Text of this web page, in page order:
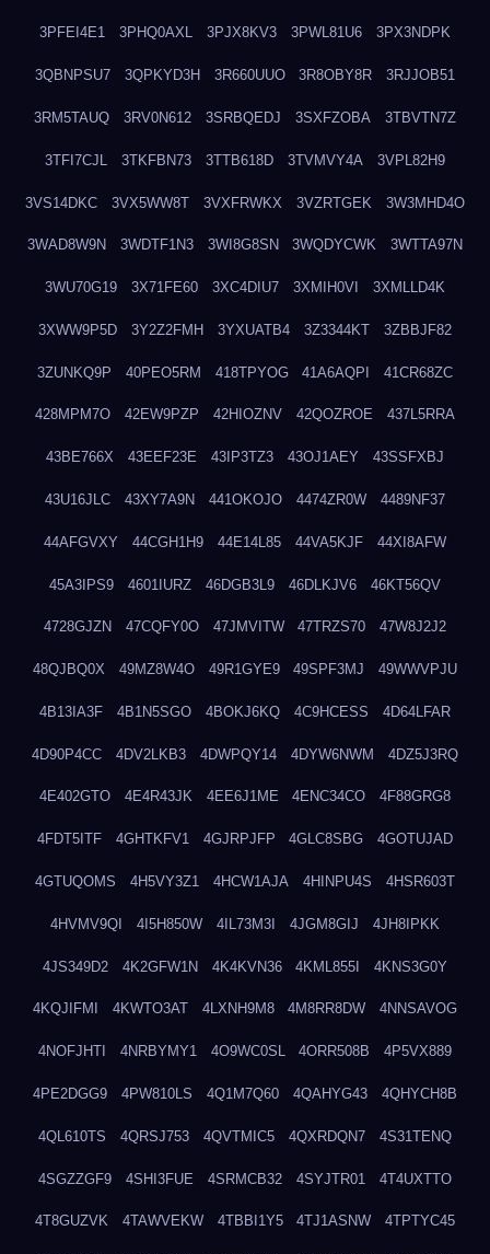
3PFEI4E1 3PHQ0AXL 3PJX8KV3 3PWL81U6 3PX3NDPK
3QBNPSU7 3QPKYD3H 3R660UUO 3R8OBY8R 3RJJOB51
3RM5TAUQ 3RV0N612 3SRBQEDJ 3SXFZOBA 3TBVTN7Z
3TFI7CJL 3TKFBN73 3TTB618D 3TVMVY4A 3VPL82H9
3VS14DKC 3VX5WW8T 3VXFRWKX 3VZRTGEK 3W3MHD4O
3WAD8W9N 3WDTF1N3 3WI8G8SN 3WQDYCWK 3WTTA97N
3WU70G19 3X71FE60 3XC4DIU7 3XMIH0VI 3XMLLD4K
3XWW9P5D 3Y2Z2FMH 3YXUATB4 3Z3344KT 3ZBBJF82
3ZUNKQ9P 40PEO5RM 418TPYOG 41A6AQPI 41CR68ZC
428MPM7O 42EW9PZP 42HIOZNV 42QOZROE 437L5RRA
43BE766X 43EEF23E 43IP3TZ3 43OJ1AEY 43SSFXBJ
43U16JLC 43XY7A9N 441OKOJO 4474ZR0W 4489NF37
44AFGVXY 44CGH1H9 44E14L85 44VA5KJF 44XI8AFW
45A3IPS9 4601IURZ 46DGB3L9 46DLKJV6 46KT56QV
4728GJZN 47CQFY0O 47JMVITW 47TRZS70 47W8J2J2
48QJBQ0X 49MZ8W4O 49R1GYE9 49SPF3MJ 49WWVPJU
4B13IA3F 4B1N5SGO 4BOKJ6KQ 4C9HCESS 4D64LFAR
4D90P4CC 4DV2LKB3 4DWPQY14 4DYW6NWM 4DZ5J3RQ
4E402GTO 4E4R43JK 4EE6J1ME 4ENC34CO 4F88GRG8
4FDT5ITF 4GHTKFV1 4GJRPJFP 4GLC8SBG 4GOTUJAD
4GTUQOMS 4H5VY3Z1 4HCW1AJA 4HINPU4S 4HSR603T
4HVMV9QI 4I5H850W 4IL73M3I 4JGM8GIJ 4JH8IPKK
4JS349D2 4K2GFW1N 4K4KVN36 4KML855I 4KNS3G0Y
4KQJIFMI 4KWTO3AT 4LXNH9M8 4M8RR8DW 4NNSAVOG
4NOFJHTI 4NRBYMY1 4O9WC0SL 4ORR508B 4P5VX889
4PE2DGG9 4PW810LS 4Q1M7Q60 4QAHYG43 4QHYCH8B
4QL610TS 4QRSJ753 4QVTMIC5 4QXRDQN7 4S31TENQ
4SGZZGF9 4SHI3FUE 4SRMCB32 4SYJTR01 4T4UXTTO
4T8GUZVK 4TAWVEKW 4TBBI1Y5 4TJ1ASNW 4TPTYC45